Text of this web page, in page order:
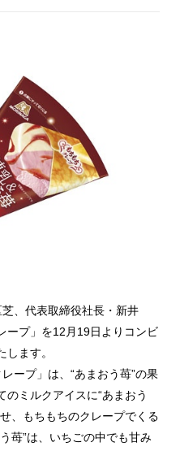
、代表取締役社長・新井
ープ」を12月19日よりコンビ
ます。
ープ」は、“あまおう苺”の果
ミルクアイスに“あまおう
、もちもちのクレープでくる
苺”は、いちごの中でも甘み